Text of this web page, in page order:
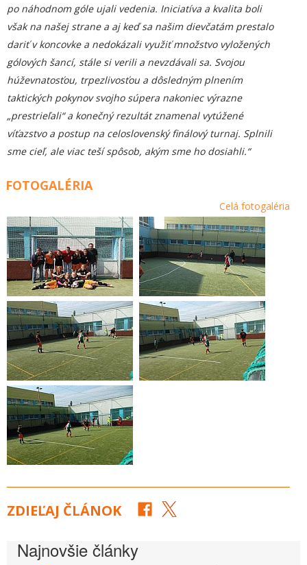
po náhodnom góle ujali vedenia. Iniciatíva a kvalita boli
však na našej strane a aj keď sa našim dievčatám prestalo
dariť v koncovke a nedokázali využiť množstvo vyložených
gólových šancí, stále si verili a nevzdávali sa. Svojou
húževnatosťou, trpezlivosťou a dôsledným plnením
taktických pokynov svojho súpera nakoniec výrazne
„prestrieľali“ a konečný rezultát znamenal vytúžené
víťazstvo a postup na celoslovenský finálový turnaj. Splnili
sme cieľ, ale viac teší spôsob, akým sme ho dosiahli.“
FOTOGALÉRIA
Celá fotogaléria
ZDIEĽAJ ČLÁNOK
Najnovšie články